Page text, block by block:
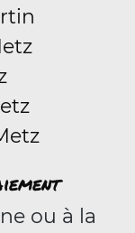
ou à la